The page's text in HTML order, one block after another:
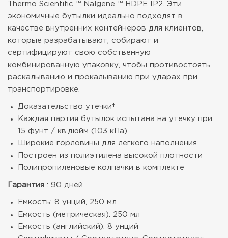
Thermo Scientific ™ Nalgene ™ HDPE IP2. Эти
экономичные бутылки идеально подходят в
качестве внутренних контейнеров для клиентов,
которые разрабатывают, собирают и
сертифицируют свою собственную
комбинированную упаковку, чтобы противостоять
раскалыванию и прокалыванию при ударах при
транспортировке.
Доказательство утечки†
Каждая партия бутылок испытана на утечку при
15 фунт / кв.дюйм (103 кПа)
Широкие горловины для легкого наполнения
Построен из полиэтилена высокой плотности
Полипропиленовые колпачки в комплекте
Гарантия : 90 дней
Емкость: 8 унций, 250 мл
Емкость (метрическая): 250 мл
Емкость (английский): 8 унций